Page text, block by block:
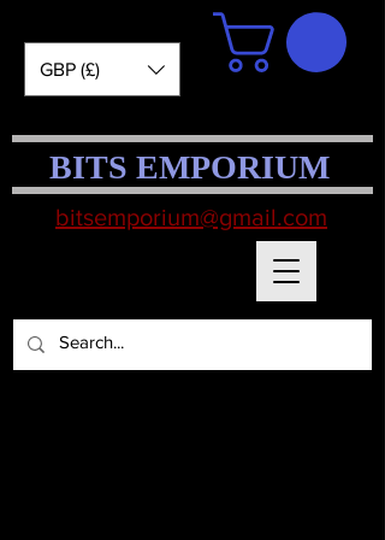
BITS EMPORIUM
GBP (£)
bitsemporium@gmail.com